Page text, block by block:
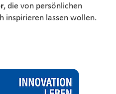
, die von persönlichen
inspirieren lassen wollen.